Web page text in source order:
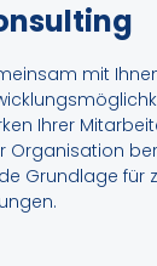
mit
Ihrer
Organisation
Grundlage für